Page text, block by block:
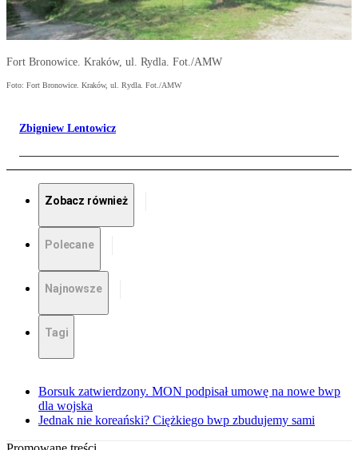
Fort Bronowice. Kraków, ul. Rydla. Fot./AMW
Foto: Fort Bronowice. Kraków, ul. Rydla. Fot./AMW
Zbigniew Lentowicz
Zobacz również
Polecane
Najnowsze
Tagi
Borsuk zatwierdzony. MON podpisał umowę na nowe bwp
dla wojska
Jednak nie koreański? Ciężkiego bwp zbudujemy sami